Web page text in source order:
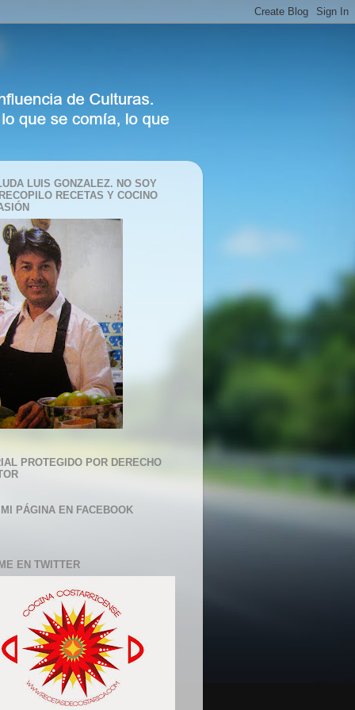
LUIS GONZALEZ. NO SOY
RECETAS Y COCINO
PROTEGIDO POR DERECHO
PÁGINA EN FACEBOOK
EN TWITTER